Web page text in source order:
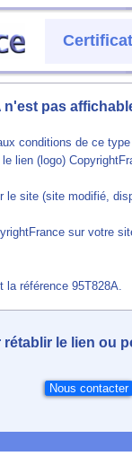
pas
conditions de ce
lien (logo)
site (site modifié,
sur votre
la référence 95T828A.
le lien ou
Nous contacter